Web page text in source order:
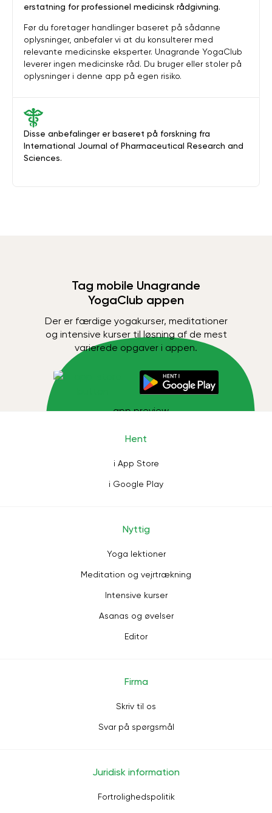
Disse anbefalinger er baseret på forskning fra
International Journal of Pharmaceutical Research and
Sciences.
erstatning for professionel medicinsk rådgivning.
Før du foretager handlinger baseret på sådanne
oplysninger, anbefaler vi at du konsulterer med
relevante medicinske eksperter. Unagrande YogaClub
leverer ingen medicinske råd. Du bruger eller stoler på
oplysninger i denne app på egen risiko.
Tag mobile Unagrande
YogaClub appen
Der er færdige yogakurser, meditationer
og intensive kurser til løsning af de mest
varierede opgaver i appen.
Hent
i App Store
i Google Play
Nyttig
Yoga lektioner
Meditation og vejrtrækning
Intensive kurser
Asanas og øvelser
Editor
Firma
Skriv til os
Svar på spørgsmål
Juridisk information
Fortrolighedspolitik